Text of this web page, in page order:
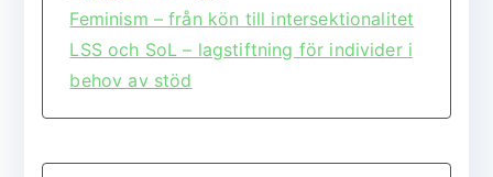
Feminism – från kön till intersektionalitet
LSS och SoL – lagstiftning för individer i
behov av stöd